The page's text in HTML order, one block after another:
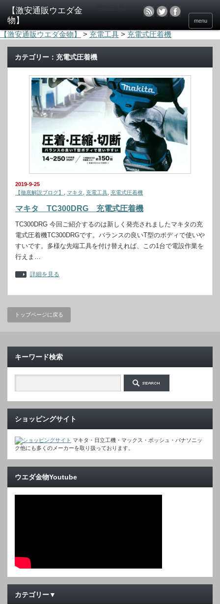
電動工具のウエダ金物
menu
【激安通販ウエダ金物】 > 充電工具 > 充電式圧着機
カテゴリー：充電式圧着機
2019-9-25
【徹底解説ブログ】
マキタ 充電工具 充電式圧着機
マキタ TC300DRG 充電式圧着機
TC300DRG 今回ご紹介するのは新しく発売されましたマキタの充
電式圧着機TC300DRGです。バランスの良いT型のボディで使いや
すいです。多様な先端工具を付け替えれば、この1台で電設作業を
行えま…
詳細を見る
トップページに戻る
キーワード検索
ショッピングサイト
マキタ・日立工機・マックス・ボッシュ・パナソニッ
ク他にも多くのメーカーを取り扱っております。
ウエダ金物Youtube
カテゴリー▼